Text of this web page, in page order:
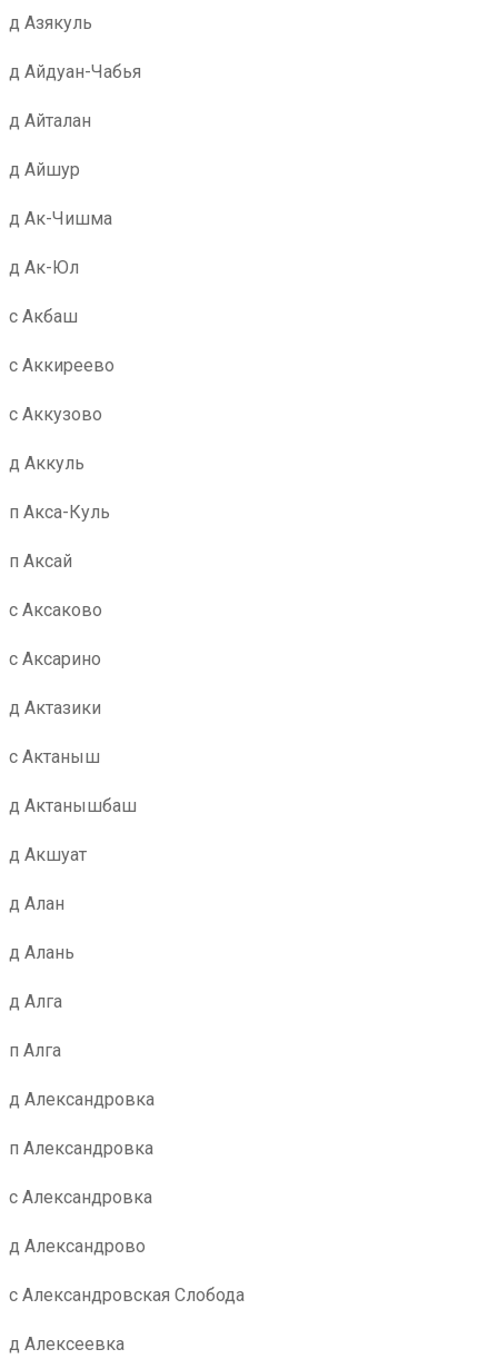
д Азякуль
д Айдуан-Чабья
д Айталан
д Айшур
д Ак-Чишма
д Ак-Юл
с Акбаш
с Аккиреево
с Аккузово
д Аккуль
п Акса-Куль
п Аксай
с Аксаково
с Аксарино
д Актазики
с Актаныш
д Актанышбаш
д Акшуат
д Алан
д Алань
д Алга
п Алга
д Александровка
п Александровка
с Александровка
д Александрово
с Александровская Слобода
д Алексеевка